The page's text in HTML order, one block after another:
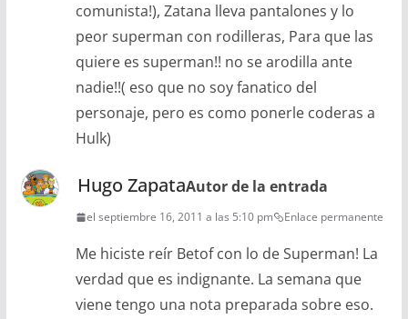
comunista!), Zatana lleva pantalones y lo
peor superman con rodilleras, Para que las
quiere es superman!! no se arodilla ante
nadie!!( eso que no soy fanatico del
personaje, pero es como ponerle coderas a
Hulk)
Hugo ZapataAutor de la entrada
el septiembre 16, 2011 a las 5:10 pm Enlace permanente
Me hiciste reír Betof con lo de Superman! La
verdad que es indignante. La semana que
viene tengo una nota preparada sobre eso.